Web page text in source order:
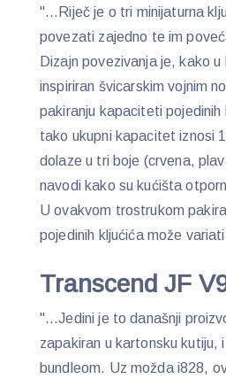
"…Riječ je o tri minijaturna
povezati zajedno te im
Dizajn povezivanja je, kako u
inspiriran švicarskim vojnim
pakiranju kapaciteti pojedinih
tako ukupni kapacitet iznosi
dolaze u tri boje (crvena,
navodi kako su kućišta
U ovakvom trostrukom
pojedinih kljućića može
Transcend JF
"…Jedini je to današnji
zapakiran u kartonsku kutiju,
bundleom. Uz možda i828,